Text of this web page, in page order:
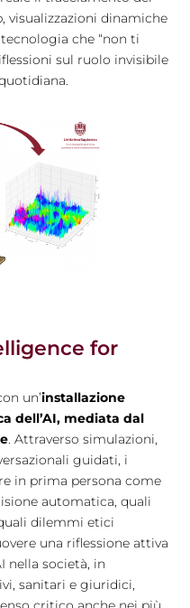
visualizzazioni dinamiche
che “non ti
sul ruolo invisibile
for
un’installazione
dell’AI, mediata dal
. Attraverso simulazioni,
guidati, i
in prima persona come
automatica, quali
dilemmi etici
una riflessione attiva
nella società, in
sanitari e giuridici,